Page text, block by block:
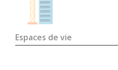
Espaces de vie